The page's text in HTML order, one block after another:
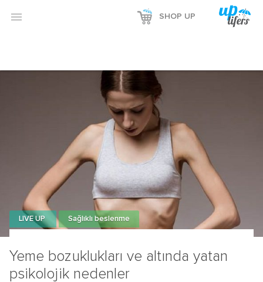
Reklamı Göster
Reklamı Gizle
 SHOP UP
Yeme bozuklukları ve altında yatan
psikolojik nedenler
LIVE UP Sağlıklı beslenme